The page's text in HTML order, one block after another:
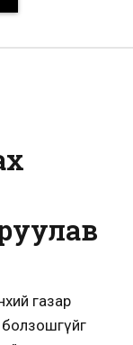
газар
болзошгүйг